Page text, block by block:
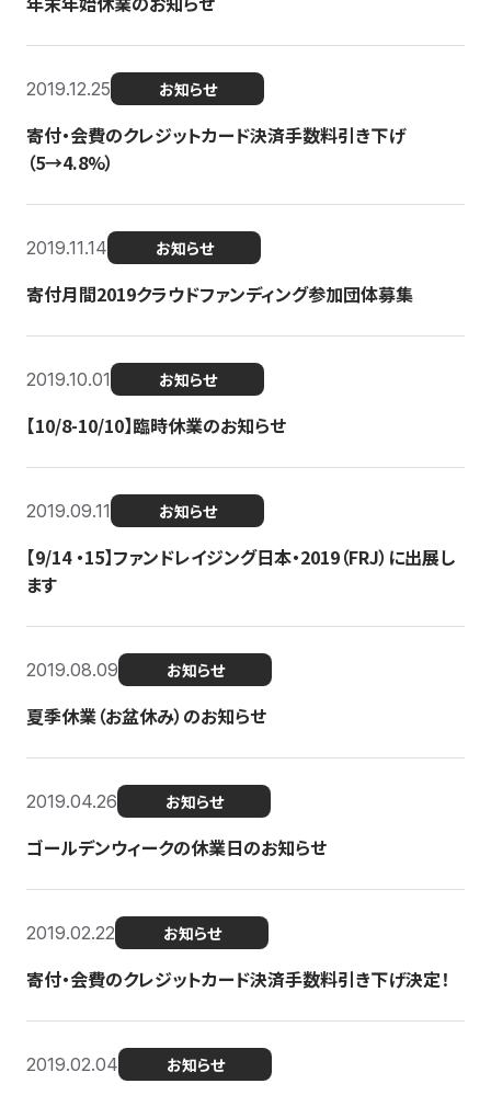
2019.12.25 お知らせ
寄付・会費のクレジットカード決済手数料引き下げ
（5→4.8%）
2019.11.14 お知らせ
寄付月間2019クラウドファンディング参加団体募集
2019.10.01 お知らせ
【10/8-10/10】臨時休業のお知らせ
2019.09.11 お知らせ
【9/14 ・15】ファンドレイジング日本・2019（FRJ）に出展し
ます
2019.08.09 お知らせ
夏季休業（お盆休み）のお知らせ
2019.04.26 お知らせ
ゴールデンウィークの休業日のお知らせ
2019.02.22 お知らせ
寄付・会費のクレジットカード決済手数料引き下げ決定！
2019.02.04 お知らせ